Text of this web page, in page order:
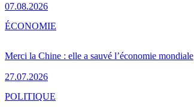
07.08.2026
Merci la Chine : elle a sauvé l’économie mondiale
27.07.2026
ÉCONOMIE
POLITIQUE